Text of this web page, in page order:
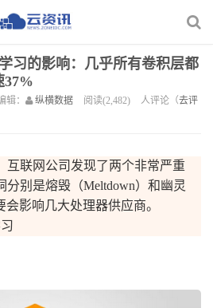
习的影响：几乎所有卷积层都
37%
辑： 纵横数据 阅读(2,482) 人评论（去评
互联网公司发现了两个非常严重
分别是熔毁（Meltdown）和幽灵
会影响几大处理器供应商。